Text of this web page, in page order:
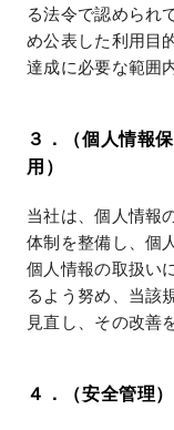
る法令で認められ
め公表した利用目
達成に必要な範囲
３．（個人情報
用）
当社は、個人情報
体制を整備し、個
個人情報の取扱い
るよう努め、当該
見直し、その改善
４．（安全管理）